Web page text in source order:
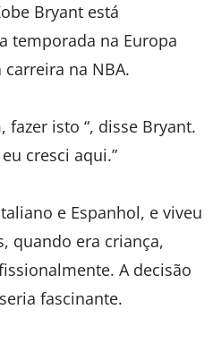
Bryant está
temporada na Europa
na NBA.
fazer isto “, disse Bryant.
cresci aqui.”
e Espanhol, e viveu
quando era criança,
A decisão
fascinante.